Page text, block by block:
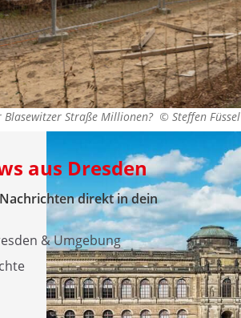
Blasewitzer Straße Millionen? © Steffen Füssel
aus Dresden
direkt in dein
& Umgebung